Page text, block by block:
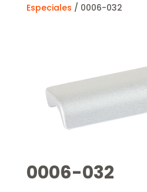
Especiales / 0006-032
0006-032